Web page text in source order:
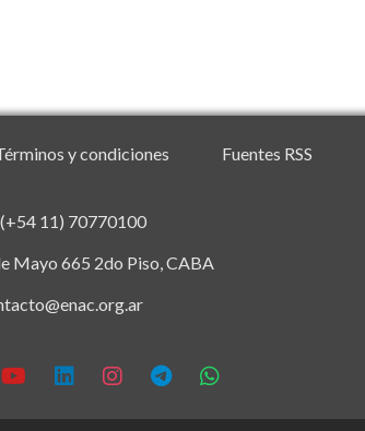
y condiciones Fuentes RSS
(+54 11) 70770100
Mayo 665 2do Piso, CABA